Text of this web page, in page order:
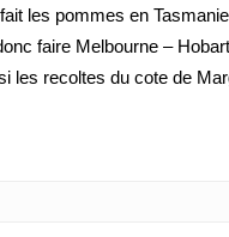
les pommes en
faire Melbourne –
les recoltes du cote de